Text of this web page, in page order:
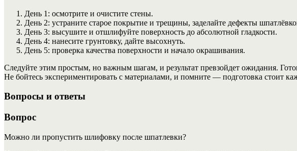
День 1: осмотрите и очистите стены.
День 2: устраните старое покрытие и трещины, заделайте дефекты
День 3: высушите и отшлифуйте поверхность до абсолютной гладкости.
День 4: нанесите грунтовку, дайте высохнуть.
День 5: проверка качества поверхности и начало окрашивания.
Следуйте этим простым, но важным шагам, и результат превзойдет ожидания.
Не бойтесь экспериментировать с материалами, и помните — подготовка стоит
Вопросы и ответы
Вопрос
Можно ли пропустить шлифовку после шпатлевки?